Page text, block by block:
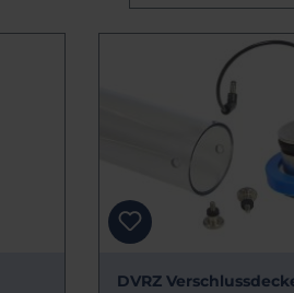
DVRZ